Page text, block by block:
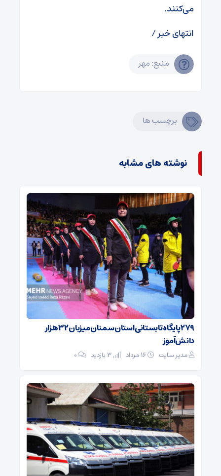
می‌کنند.
انتهای خبر /
منبع: مهر
برچسب ها
نوشته های مشابه
۲۷۹ پایگاه تابستانی استان سمنان میزبان ۳۲ هزار
دانش‌آموز
مدیر سایت ۰